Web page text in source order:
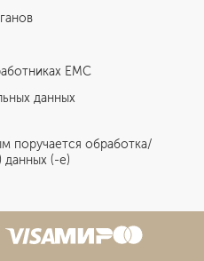
EMC
данных
поручается обработка/
данных (-е)